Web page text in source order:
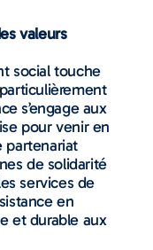
valeurs
social touche
s’engage aux
pour venir en
partenariat
de solidarité
services de
en
et durable aux